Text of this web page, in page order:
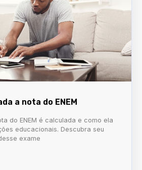
a nota do ENEM
do ENEM é calculada e como ela
educacionais. Descubra seu
exame